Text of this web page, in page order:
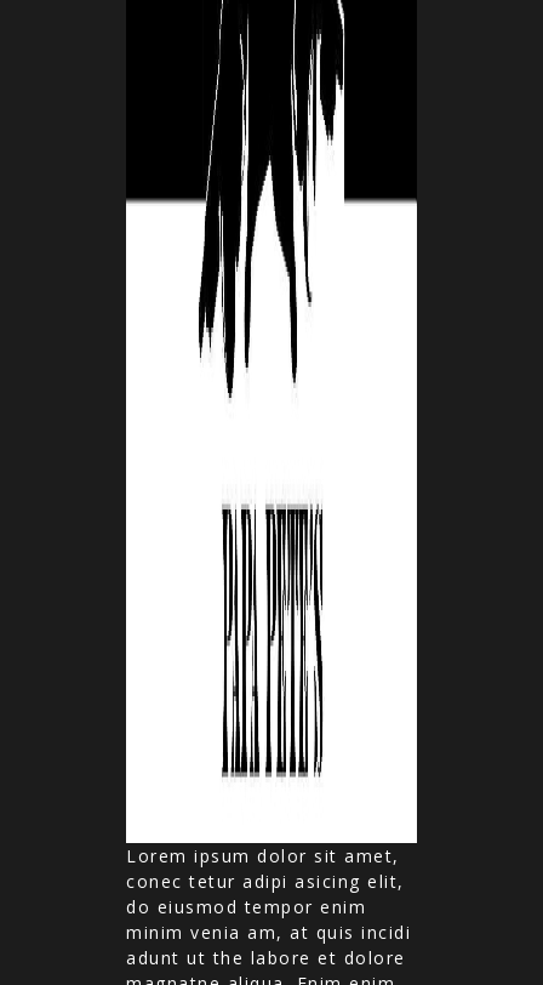
Lorem ipsum dolor sit amet,
conec tetur adipi asicing elit,
do eiusmod tempor enim
minim venia am, at quis incidi
adunt ut the labore et dolore